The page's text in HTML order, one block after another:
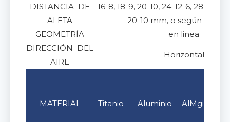
DISTANCIA DE
ALETA
16-8, 18-9, 20-10, 24-12-6, 28-14-7,
20-10 mm, o según
GEOMETRÍA
en linea
DIRECCIÓN DEL
AIRE
Horizontal
MATERIAL Titanio Aluminio AlMg